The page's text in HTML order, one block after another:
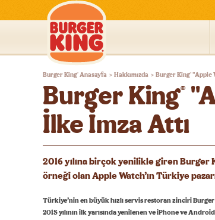
Burger
Türkiye
Burger King® Anasayfa > Hakkımızda > Burger King® "Apple
Burger King®
İlke İmza Attı
2016 yılına birçok yenilikle giren Burger
örneği olan Apple Watch’ın Türkiye
Türkiye’nin en büyük hızlı servis restoran zinciri
2015 yılının ilk yarısında yenilenen ve iPhone ve